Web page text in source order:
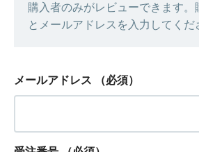
購入者のみがレビューできます。
とメールアドレスを入力してくだ
メールアドレス （必須）